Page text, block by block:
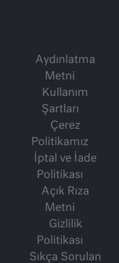
Aydınlatma
Metni
Kullanım
Şartları
Çerez
Politikamız
İptal ve İade
Politikası
Açık Rıza
Metni
Gizlilik
Politikası
Sıkça Sorulan